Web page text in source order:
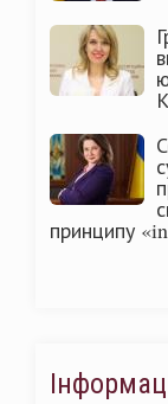
принципу